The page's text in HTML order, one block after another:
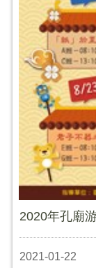
2020年孔廟
2021-01-22